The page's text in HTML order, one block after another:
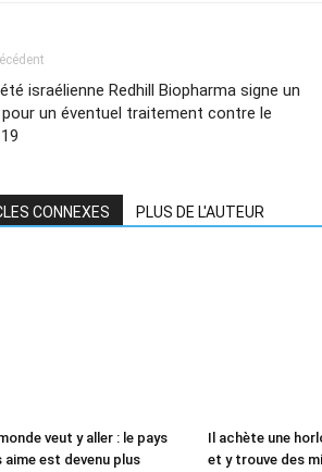
israélienne Redhill Biopharma signe un
un éventuel traitement contre le
CONNEXES PLUS DE L'AUTEUR
veut y aller : le pays
aime est devenu plus
Il achète une
et y trouve des